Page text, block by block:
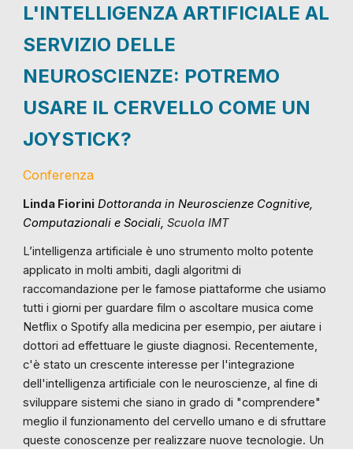
L'INTELLIGENZA ARTIFICIALE AL
SERVIZIO DELLE
NEUROSCIENZE: POTREMO
USARE IL CERVELLO COME UN
JOYSTICK?
Conferenza
Linda Fiorini Dottoranda inNeuroscienze Cognitive,
Computazionali e Sociali Scuola IMT
L’intelligenza artificiale è uno strumento molto potente
applicato in molti ambiti, dagli algoritmi di
raccomandazione per le famose piattaforme che usiamo
tutti i giorni per guardare film o ascoltare musica come
Netflix o Spotify alla medicina per esempio, per aiutare i
dottori ad effettuare le giuste diagnosi. Recentemente,
c'è stato un crescente interesse per l'integrazione
dell'intelligenza artificiale con le neuroscienze, al fine di
sviluppare sistemi che siano in grado di "comprendere"
meglio il funzionamento del cervello umano e di sfruttare
queste conoscenze per realizzare nuove tecnologie. Un